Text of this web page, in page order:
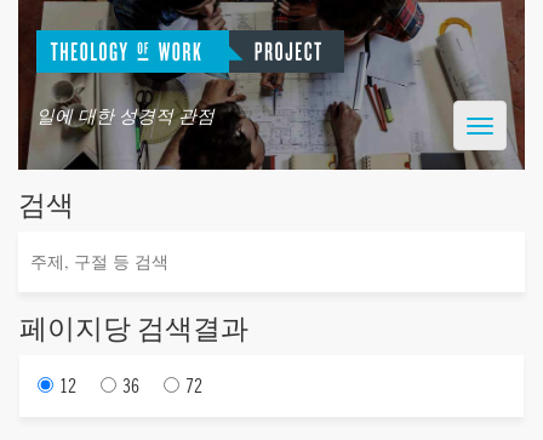
일에 대한 성경적 관점
Toggle
검색
페이지당 검색결과
12 36 72